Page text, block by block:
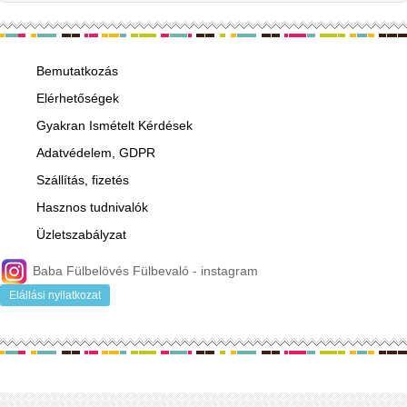
vonatkozik.Füllyukasztással
tudnivalók: www.fulcimpalyukasztas.hu A
hasznos tudnivalókról
olvashat itt
...
Bemutatkozás
Elérhetőségek
Gyakran Ismételt Kérdések
Adatvédelem, GDPR
Szállítás, fizetés
Hasznos tudnivalók
Üzletszabályzat
Baba Fülbelövés Fülbevaló - instagram
Elállási nyilatkozat